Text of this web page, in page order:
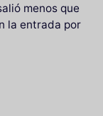
menos que
la entrada por